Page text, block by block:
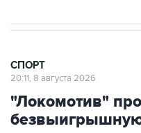
СПОРТ
20:11, 8 августа 2026
"Локомотив"